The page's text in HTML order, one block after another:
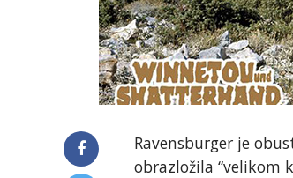
Ravensburger je
obrazložila “velikom